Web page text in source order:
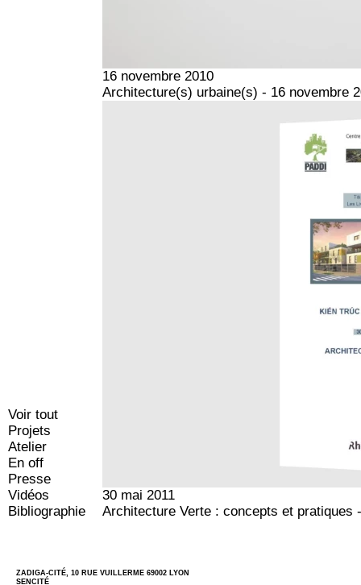
Voir tout
Projets
Atelier
En off
Presse
Vidéos
Bibliographie
16 novembre 2010
Architecture(s) urbaine(s) - 16 novembre
30 mai 2011
Architecture Verte : concepts et pratiques
ZADIGA-CITÉ, 10 RUE VUILLERME 69002 LYON
SENCITÉ